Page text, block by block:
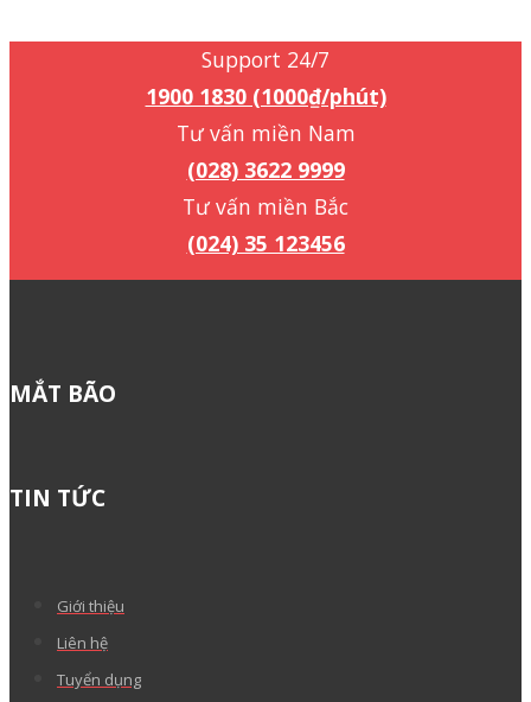
Support 24/7
1900 1830 (1000₫/phút)
Tư vấn miền Nam
(028) 3622 9999
Tư vấn miền Bắc
(024) 35 123456
MẮT BÃO
TIN TỨC
Giới thiệu
Liên hệ
Tuyển dụng